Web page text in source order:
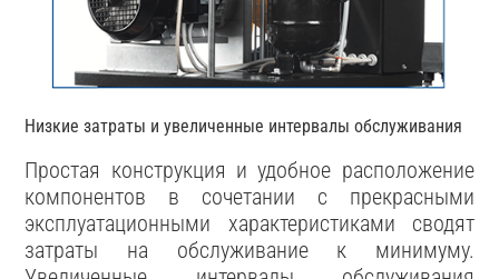
Низкие затраты и увеличенные интервалы обслуживания
Простая конструкция и удобное расположение
компонентов в сочетании с прекрасными
эксплуатационными характеристиками сводят
затраты на обслуживание к минимуму.